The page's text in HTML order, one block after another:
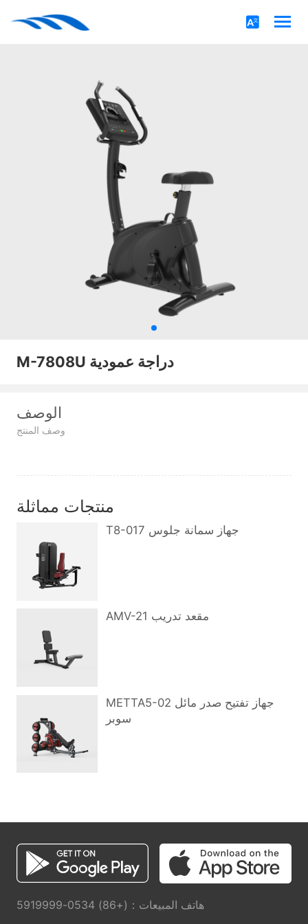
M-7808U دراجة عمودية
الوصف
وصف المنتج
منتجات مماثلة
T8-017 جهاز سمانة جلوس
AMV-21 مقعد تدريب
METTA5-02 جهاز تفتيح صدر مائل
سوبر
هاتف المبيعات：(+86) 0534-5919999